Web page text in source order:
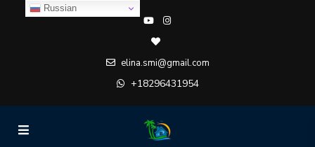
elina.smi@gmail.com
+18296431954
Russian